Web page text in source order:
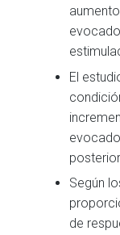
El
Según
de